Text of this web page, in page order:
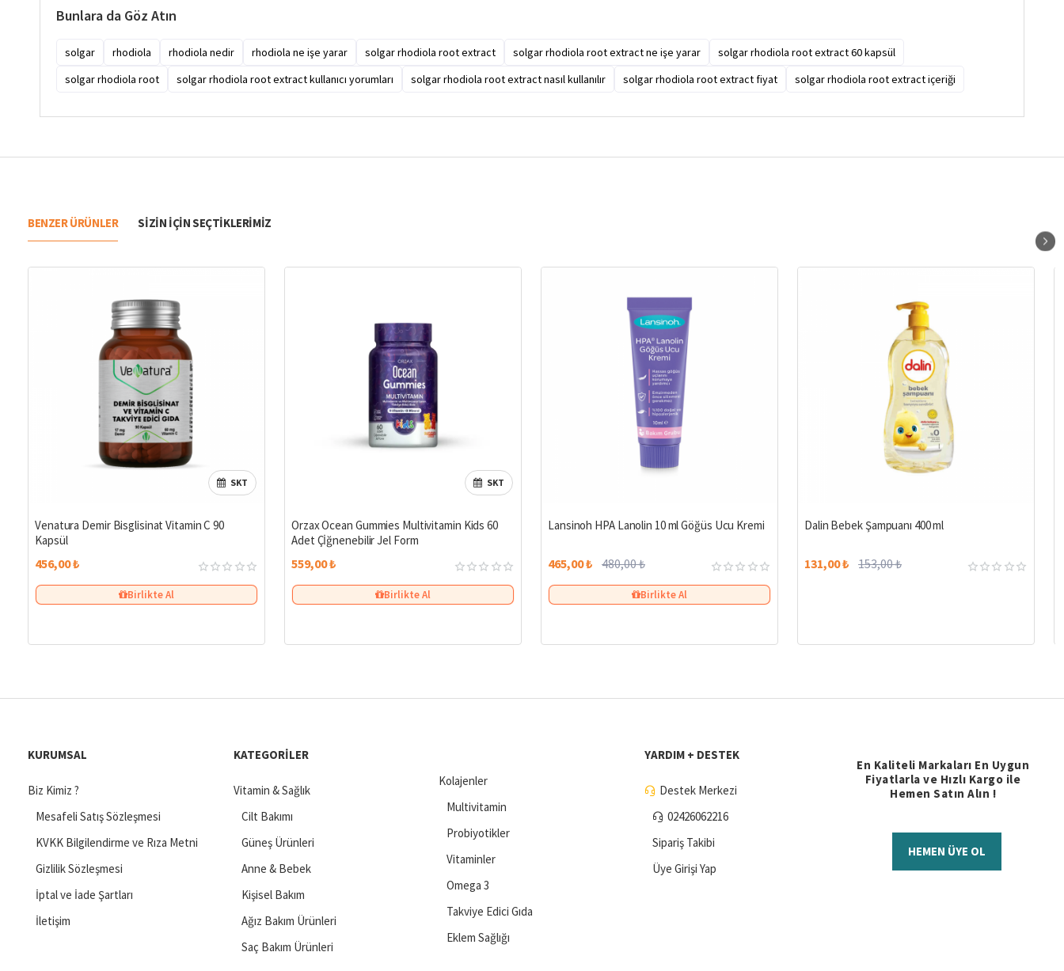
Bunlara da Göz Atın
solgar rhodiola rhodiola nedir rhodiola ne işe yarar solgar rhodiola root extract solgar rhodiola root extract ne işe yarar
solgar rhodiola root extract 60 kapsül
solgar rhodiola root
solgar rhodiola root extract kullanıcı yorumları solgar rhodiola root extract nasıl kullanılır solgar rhodiola root extract fiyat solgar rhodiola root extract içeriği
BENZER ÜRÜNLER SIZIN IÇIN SEÇTIKLERIMIZ
SKT
Venatura Demir Bisglisinat Vitamin C 90
Kapsül
456,00 ₺
Birlikte Al
SKT
Orzax Ocean Gummies Multivitamin Kids 60
Adet Çİğnenebilir Jel Form
559,00 ₺
Birlikte Al
Lansinoh HPA Lanolin 10 ml Göğüs Ucu Kremi
465,00 ₺ 480,00 ₺
Birlikte Al
Dalin Bebek Şampuanı 400 ml
131,00 ₺ 153,00 ₺
KURUMSAL
Biz Kimiz ?
Mesafeli Satış Sözleşmesi
KVKK Bilgilendirme ve Rıza Metni
Gizlilik Sözleşmesi
İptal ve İade Şartları
İletişim
KATEGORILER
Vitamin & Sağlık
Cilt Bakımı
Güneş Ürünleri
Anne & Bebek
Kişisel Bakım
Ağız Bakım Ürünleri
Saç Bakım Ürünleri
Kolajenler
Multivitamin
Probiyotikler
Vitaminler
Omega 3
Takviye Edici Gıda
Eklem Sağlığı
YARDIM + DESTEK
Destek Merkezi
02426062216
Sipariş Takibi
Üye Girişi Yap
En Kaliteli Markaları En Uygun
Fiyatlarla ve Hızlı Kargo ile
Hemen Satın Alın !
HEMEN ÜYE OL